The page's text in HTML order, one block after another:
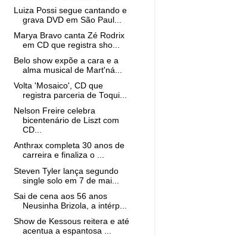
Luiza Possi segue cantando e
grava DVD em São Paul...
Marya Bravo canta Zé Rodrix
em CD que registra sho...
Belo show expõe a cara e a
alma musical de Mart'ná...
Volta 'Mosaico', CD que
registra parceria de Toqui...
Nelson Freire celebra
bicentenário de Liszt com
CD...
Anthrax completa 30 anos de
carreira e finaliza o ...
Steven Tyler lança segundo
single solo em 7 de mai...
Sai de cena aos 56 anos
Neusinha Brizola, a intérp...
Show de Kessous reitera e até
acentua a espantosa ...